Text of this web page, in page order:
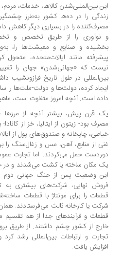
بین‌المللی‌شدن کالاها، خدمات، مردم،
را در ده‌ها کشور به‌‌طرز چشمگیری
را در بسیاری دیگر کاهش داده
نوآوری را از طریق تخصص و
و صنایع و معیشت‌ها را، به‌ویژه در
مانند ایالات‌متحده، متحول کرده
که «جهانی‌شدن» جهان را تغییر
در طول تاریخ فرازونشیب داشته،
کرده، دولت‌ها و دولت-ملت‌ها را ساخته و
است. آنچه امروز متفاوت است، ماهیت
قرن پیش، بیشتر آنچه از مرزها عبور
بود- زیتون از ایتالیا، خز از کانادا؛
چاپخانه و صندوق‌های پول از
از منابع، آهن، مس و زغال‌سنگ را برای
حمل می‌کردند. اما تجارت عموماً
مکان ساخته یا کشت می‌شدند و در جایی
وضعیت پس از جنگ جهانی دوم شروع به
نهایی، شرکت‌های بیشتری به
را برای مونتاژ با قطعات ساخته‌شده
یا کارخانه ثالث می‌فرستادند. همان‌طور
و فرآیندهای جدا از هم تقسیم
از کشور چشم داشتند. از طریق
و ارتباطات بین‌المللی رشد کرد و
یافت.